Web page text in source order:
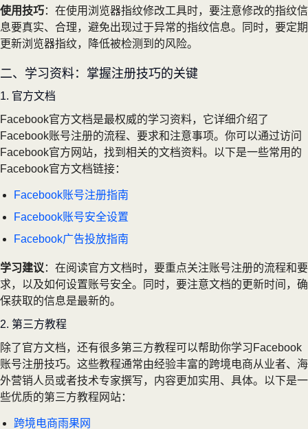
使用技巧：在使用浏览器指纹修改工具时，要注意修改的指纹信
息要真实、合理，避免出现过于异常的指纹信息。同时，要定期
更新浏览器指纹，降低被检测到的风险。
二、学习资料：掌握注册技巧的关键
1. 官方文档
Facebook官方文档是最权威的学习资料，它详细介绍了
Facebook账号注册的流程、要求和注意事项。你可以通过访问
Facebook官方网站，找到相关的文档资料。以下是一些常用的
Facebook官方文档链接：
Facebook账号注册指南
Facebook账号安全设置
Facebook广告投放指南
学习建议 ：在阅读官方文档时，要重点关注账号注册的流程和要
求，以及如何设置账号安全。同时，要注意文档的更新时间，确
保获取的信息是最新的。
2. 第三方教程
除了官方文档，还有很多第三方教程可以帮助你学习Facebook
账号注册技巧。这些教程通常由经验丰富的跨境电商从业者、海
外营销人员或者技术专家撰写，内容更加实用、具体。以下是一
些优质的第三方教程网站：
跨境电商雨果网